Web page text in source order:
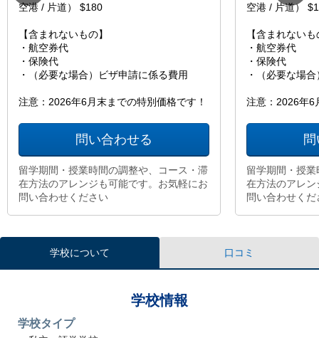
空港 / 片道） $180
【含まれないもの】
・航空券代
・保険代
・（必要な場合）ビザ申請に係る費用
注意：2026年6月末までの特別価格です！
問い合わせる
留学期間・授業時間の調整や、コース・滞
在方法のアレンジも可能です。お気軽にお
問い合わせください
空港 / 片道）
【含まれない
・航空券代
・保険代
・（必要な場
注意：2026年6
留学期間・授
在方法のアレ
問い合わせくだ
学校について 口コミ
学校情報
学校タイプ